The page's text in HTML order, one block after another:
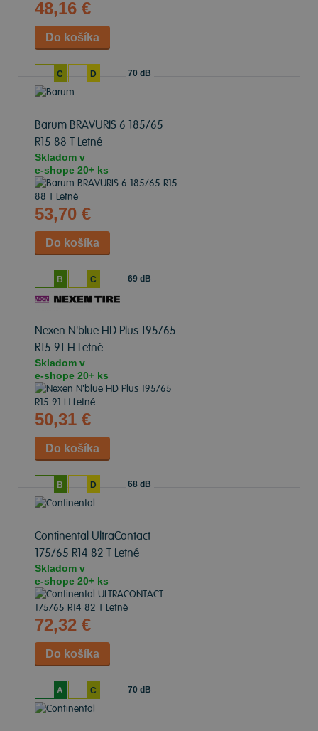
48,16 €
C D 70 dB
Barum BRAVURIS 6 185/65
R15 88 T Letné
Skladom v
e-shope 20+ ks
53,70 €
B C 69 dB
Nexen N'blue HD Plus 195/65
R15 91 H Letné
Skladom v
e-shope 20+ ks
50,31 €
B D 68 dB
Continental UltraContact
175/65 R14 82 T Letné
Skladom v
e-shope 20+ ks
72,32 €
A C 70 dB